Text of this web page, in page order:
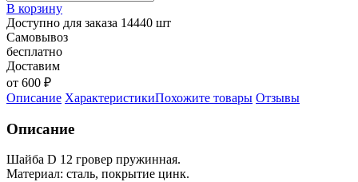
В корзину
Доступно для заказа 14440 шт
Самовывоз
бесплатно
Доставим
от 600 ₽
Описание ХарактеристикиПохожите товары Отзывы
Описание
Шайба D 12 гровер пружинная.
Материал: сталь, покрытие цинк.